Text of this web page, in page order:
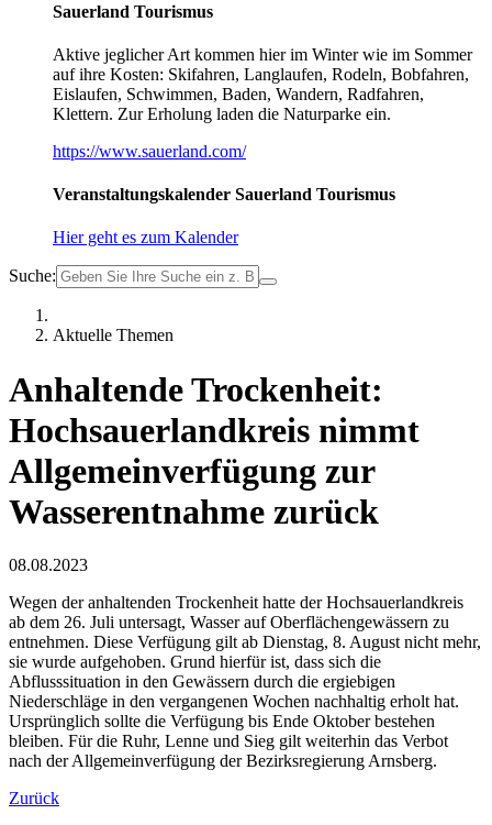
Sauerland Tourismus
Aktive jeglicher Art kommen hier im Winter wie im Sommer
auf ihre Kosten: Skifahren, Langlaufen, Rodeln, Bobfahren,
Eislaufen, Schwimmen, Baden, Wandern, Radfahren,
Klettern. Zur Erholung laden die Naturparke ein.
https://www.sauerland.com/
Veranstaltungskalender Sauerland Tourismus
Hier geht es zum Kalender
Suche:
Aktuelle Themen
Anhaltende Trockenheit:
Hochsauerlandkreis nimmt
Allgemeinverfügung zur
Wasserentnahme zurück
08.08.2023
Wegen der anhaltenden Trockenheit hatte der Hochsauerlandkreis
ab dem 26. Juli untersagt, Wasser auf Oberflächengewässern zu
entnehmen. Diese Verfügung gilt ab Dienstag, 8. August nicht mehr,
sie wurde aufgehoben. Grund hierfür ist, dass sich die
Abflusssituation in den Gewässern durch die ergiebigen
Niederschläge in den vergangenen Wochen nachhaltig erholt hat.
Ursprünglich sollte die Verfügung bis Ende Oktober bestehen
bleiben. Für die Ruhr, Lenne und Sieg gilt weiterhin das Verbot
nach der Allgemeinverfügung der Bezirksregierung Arnsberg.
Zurück